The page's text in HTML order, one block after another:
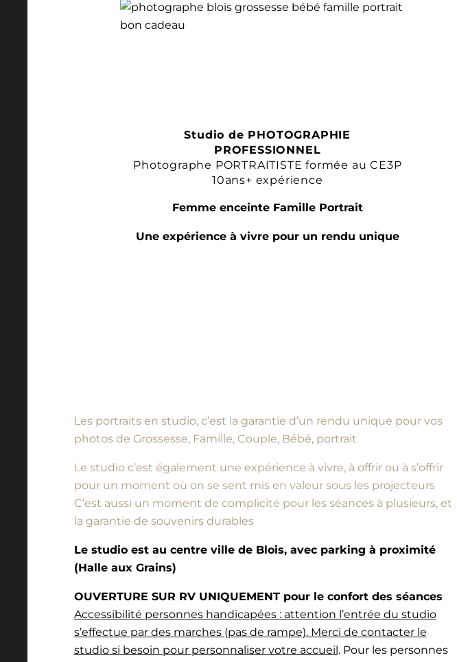
Studio de PHOTOGRAPHIE
PROFESSIONNEL
Photographe PORTRAITISTE formée au CE3P
10ans+ expérience
Femme enceinte Famille Portrait
Une expérience à vivre pour un rendu unique
Les portraits en studio, c’est la garantie d’un rendu unique pour vos
photos de Grossesse, Famille, Couple, Bébé, portrait
Le studio c’est également une expérience à vivre, à offrir ou à s’offrir
pour un moment où on se sent mis en valeur sous les projecteurs
C’est aussi un moment de complicité pour les séances à plusieurs, et
la garantie de souvenirs durables
Le studio est au centre ville de Blois, avec parking à proximité
(Halle aux Grains)
OUVERTURE SUR RV UNIQUEMENT pour le confort des séances
Accessibilité personnes handicapées : attention l’entrée du studio
s’effectue par des marches (pas de rampe). Merci de contacter le
studio si besoin pour personnaliser votre accueil. Pour les personnes